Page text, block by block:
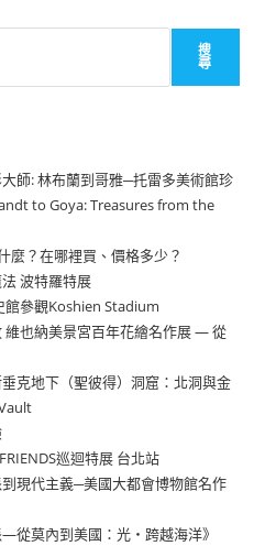
搜
尋
師: 林布蘭到哥雅─托雷多美術館珍
to Goya: Treasures from the
麼？在哪裡買、價格多少？
波特羅特展
館參觀Koshien Stadium
也納美景宮百年花繪名作展 — 從
克地下（聖彼得）洞窟：北洞與金
巡迴特展 台北站
現代主義─美國大都會博物館名作
從莫內到美國：光・跨越海洋》